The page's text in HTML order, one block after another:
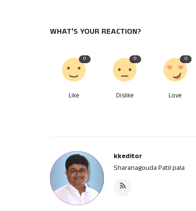
WHAT'S YOUR REACTION?
0
Like
0
Dislike
0
Love
kkeditor
Sharanagouda Patil pala